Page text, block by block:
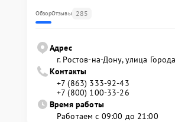
ОбзорОтзывы 285
Адрес
г. Ростов-на-Дону, улица
Контакты
+7 (863) 333-92-43
+7 (800) 100-33-26
Время работы
Работаем с 09:00 до 21:00